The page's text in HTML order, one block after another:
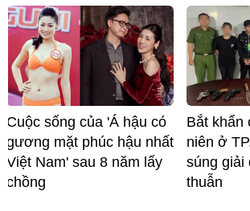
Cuộc sống của 'Á hậu có
gương mặt phúc hậu nhất
Việt Nam' sau 8 năm lấy
chồng
Bắt khẩn
niên ở
súng giải
thuẫn